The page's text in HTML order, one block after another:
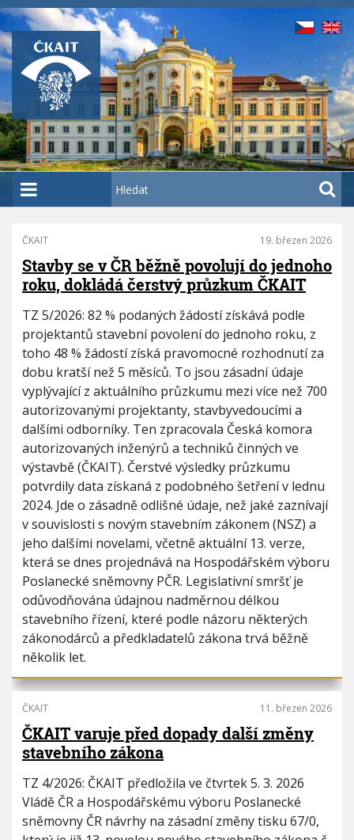
P
ř
e
j
t
k
h
l
a
t
ČKAIT 19. březen 2026
Stavby se v ČR běžně povolují do jednoho
roku, dokládá čerstvý průzkum ČKAIT
TZ 5/2026: 82 % podaných žádostí získává podle
projektantů stavební povolení do jednoho roku, z
toho 48 % žádostí získá pravomocné rozhodnutí za
dobu kratší než 5 měsíců. To jsou zásadní údaje
vyplývající z aktuálního průzkumu mezi více než 700
autorizovanými projektanty, stavbyvedoucími a
dalšími odborníky. Ten zpracovala Česká komora
autorizovaných inženýrů a techniků činných ve
výstavbě (ČKAIT). Čerstvé výsledky průzkumu
potvrdily data získaná z podobného šetření v lednu
2024. Jde o zásadně odlišné údaje, než jaké zaznívají
v souvislosti s novým stavebním zákonem (NSZ) a
jeho dalšími novelami, včetně aktuální 13. verze,
která se dnes projednává na Hospodářském výboru
Poslanecké sněmovny PČR. Legislativní smršť je
odůvodňována údajnou nadměrnou délkou
stavebního řízení, které podle názoru některých
zákonodárců a předkladatelů zákona trvá běžně
několik let.
ČKAIT 11. březen 2026
ČKAIT varuje před dopady další změny
stavebního zákona
TZ 4/2026: ČKAIT předložila ve čtvrtek 5. 3. 2026
Vládě ČR a Hospodářskému výboru Poslanecké
sněmovny ČR návrhy na zásadní změny tisku 67/0,